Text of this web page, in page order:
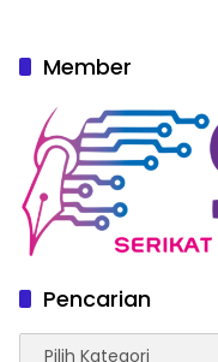
Member
Pencarian
Pencarian